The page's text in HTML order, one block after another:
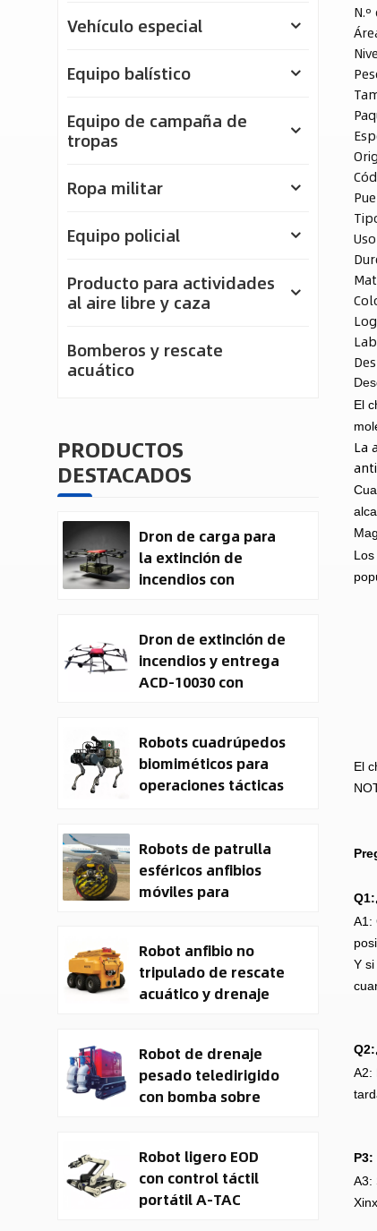
El
La
El
A1:
Y
A2:
A3:
Vehículo especial
Equipo balístico
Equipo de campaña de
tropas
Ropa militar
Equipo policial
Producto para actividades
al aire libre y caza
Bomberos y rescate
acuático
PRODUCTOS
DESTACADOS
Dron de carga para
la extinción de
incendios con
Dron de extinción de
incendios y entrega
ACD-10030 con
Robots cuadrúpedos
biomiméticos para
operaciones tácticas
Robots de patrulla
esféricos anfibios
móviles para
Robot anfibio no
tripulado de rescate
acuático y drenaje
Robot de drenaje
pesado teledirigido
con bomba sobre
tripulado (UGV).
Robot ligero EOD
con control táctil
portátil A-TAC